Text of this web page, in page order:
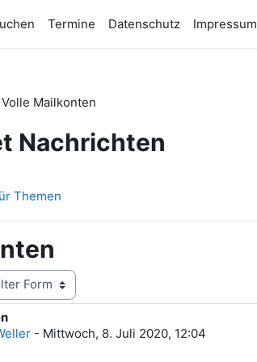
Termine Datenschutz Impressum
Volle Mailkonten
Nachrichten
Themen
- Mittwoch, 8. Juli 2020, 12:04
0